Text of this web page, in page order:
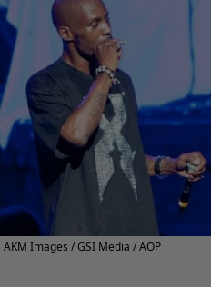
AKM Images / GSI Media / AOP